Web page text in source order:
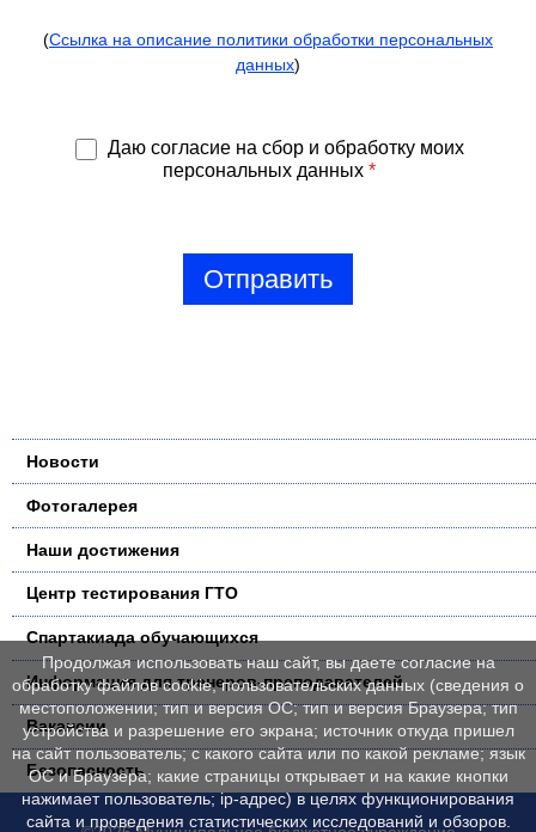
(Ссылка на описание политики обработки персональных
данных)
Даю согласие на сбор и обработку моих
персональных данных *
Отправить
Новости
Фотогалерея
Наши достижения
Центр тестирования ГТО
Спартакиада обучающихся
Информация для тренеров-преподавателей
Вакансии
Безопасность
Продолжая использовать наш сайт, вы даете согласие на
обработку файлов cookie, пользовательских данных (сведения о
местоположении; тип и версия ОС; тип и версия Браузера; тип
устройства и разрешение его экрана; источник откуда пришел
на сайт пользователь; с какого сайта или по какой рекламе; язык
ОС и Браузера; какие страницы открывает и на какие кнопки
нажимает пользователь; ip-адрес) в целях функционирования
сайта и проведения статистических исследований и обзоров.